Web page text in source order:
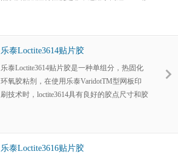
乐泰Loctite3614贴片胶
乐泰Loctite3614贴片胶是一种单组分，热固化
环氧胶粘剂，在使用乐泰VaridotTM型网板印
刷技术时，loctite3614具有良好的胶点尺寸和胶
乐泰Loctite3616贴片胶